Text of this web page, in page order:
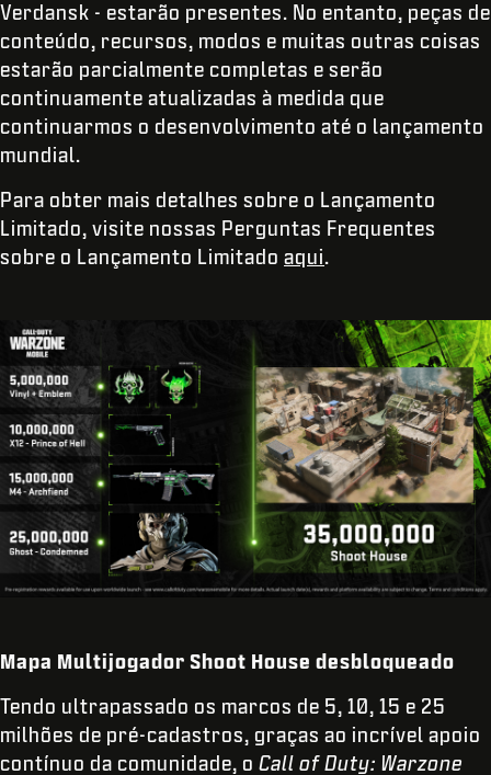
Verdansk - estarão presentes. No entanto, peças de
conteúdo, recursos, modos e muitas outras coisas
estarão parcialmente completas e serão
continuamente atualizadas à medida que
continuarmos o desenvolvimento até o lançamento
mundial.
Para obter mais detalhes sobre o Lançamento
Limitado, visite nossas Perguntas Frequentes
sobre o Lançamento Limitado aqui.
Mapa Multijogador Shoot House desbloqueado
Tendo ultrapassado os marcos de 5, 10, 15 e 25
milhões de pré-cadastros, graças ao incrível apoio
contínuo da comunidade, o Call of Duty: Warzone